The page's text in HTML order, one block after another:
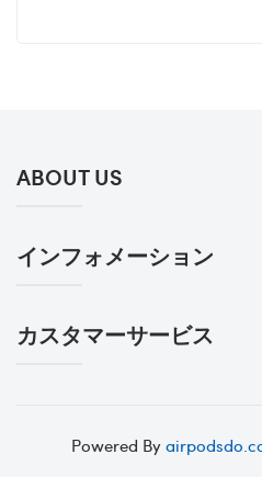
ABOUT US
インフォメーション
カスタマーサービス
Powered By